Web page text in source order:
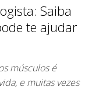
Saiba
te ajudar
músculos é
e muitas vezes